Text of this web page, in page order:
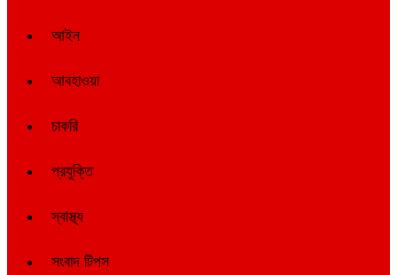
আইন
আবহাওয়া
চাকরি
প্রযুক্তি
স্বাস্থ্য
সংবাদ টিপস